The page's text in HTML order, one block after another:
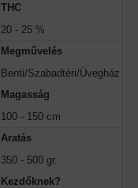
THC
20 - 25 %
Megművelés
Benti/Szabadtéri/Üvegház
Magasság
100 - 150 cm
Aratás
350 - 500 gr.
Kezdőknek?